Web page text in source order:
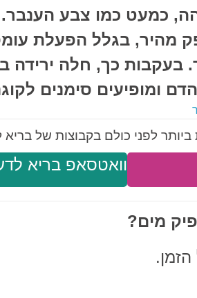
כמעט כמו צבע
מהיר, בגלל הפעלת
בעקבות כך, חלה ירידה
ומופיעים סימנים
לפני כולם בקבוצות של
וואטסאפ בריא
מים?